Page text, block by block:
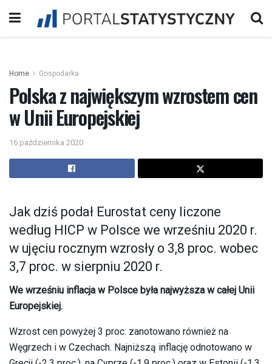
Home Gospodarka
Polska z największym wzrostem cen
w Unii Europejskiej
16 października 2020
Jak dziś podał Eurostat ceny liczone
według HICP w Polsce we wrześniu 2020 r.
w ujęciu rocznym wzrosły o 3,8 proc. wobec
3,7 proc. w sierpniu 2020 r.
We wrześniu inflacja w Polsce była najwyższa w całej Unii
Europejskiej.
Wzrost cen powyżej 3 proc. zanotowano również na
Węgrzech i w Czechach. Najniższą inflację odnotowano w